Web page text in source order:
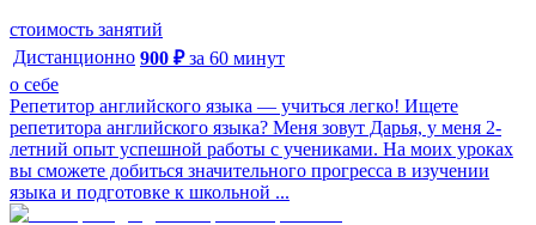
стоимость занятий
Дистанционно 900 ₽ за 60 минут
о себе
Репетитор английского языка — учиться легко! Ищете
репетитора английского языка? Меня зовут Дарья, у меня 2-
летний опыт успешной работы с учениками. На моих уроках
вы сможете добиться значительного прогресса в изучении
языка и подготовке к школьной ...